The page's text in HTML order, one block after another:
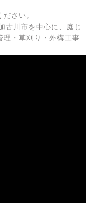
さい。
古川市を中心に、庭じ
理・草刈り・外構工事